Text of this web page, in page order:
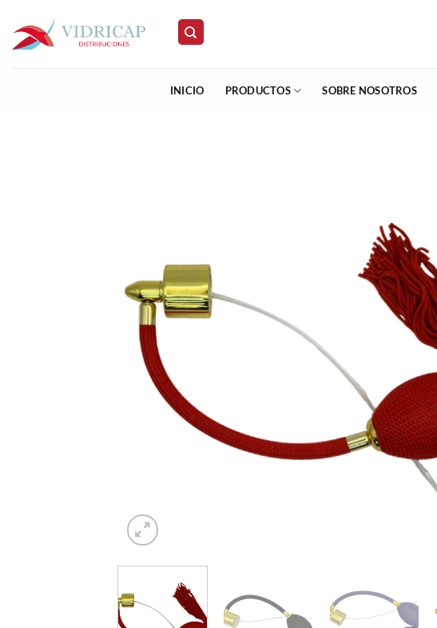
contenido
INICIO PRODUCTOS SOBRE NOSOTROS